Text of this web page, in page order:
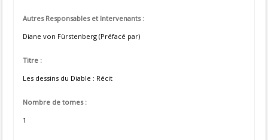
Autres Responsables et Intervenants :
Diane von Fürstenberg (Préfacé par)
Titre :
Les dessins du Diable : Récit
Nombre de tomes :
1